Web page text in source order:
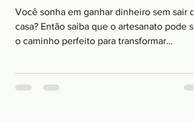
Você sonha em ganhar dinheiro sem sair
casa? Então saiba que o artesanato pode
o caminho perfeito para transformar
nem ter anos de experiência. Existem